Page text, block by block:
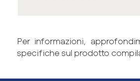
Per informazioni,
specifiche sul prodotto